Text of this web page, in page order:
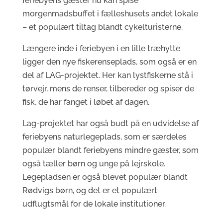
morgenmadsbuffet i fælleshusets andet lokale
– et populært tiltag blandt cykelturisterne.
Længere inde i feriebyen i en lille træhytte
ligger den nye fiskerenseplads, som også er en
del af LAG-projektet. Her kan lystfiskerne stå i
tørvejr, mens de renser, tilbereder og spiser de
fisk, de har fanget i løbet af dagen.
Lag-projektet har også budt på en udvidelse af
feriebyens naturlegeplads, som er særdeles
populær blandt feriebyens mindre gæster, som
også tæller børn og unge på lejrskole.
Legepladsen er også blevet populær blandt
Rødvigs børn, og det er et populært
udflugtsmål for de lokale institutioner.